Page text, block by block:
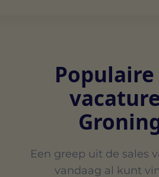
Populaire
Een greep uit de sales
vandaag al kunt